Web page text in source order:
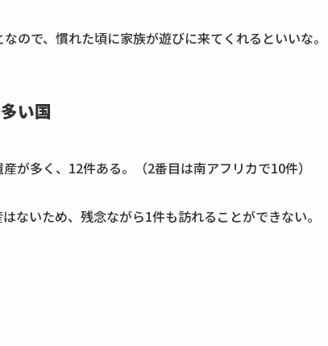
ので、慣れた頃に家族が遊びに来てくれるといいな。
い国
が多く、12件ある。（2番目は南アフリカで10件）
ないため、残念ながら1件も訪れることができない。